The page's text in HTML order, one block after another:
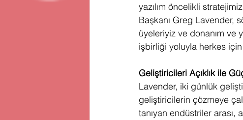
yazılım öncelikli
Başkanı Greg Lavender,
üyeleriyiz ve donanım ve
işbirliği yoluyla herkes için
Geliştiricileri Açıklık ile
Lavender, iki günlük
geliştiricilerin çözmeye
tanıyan endüstriler arası,